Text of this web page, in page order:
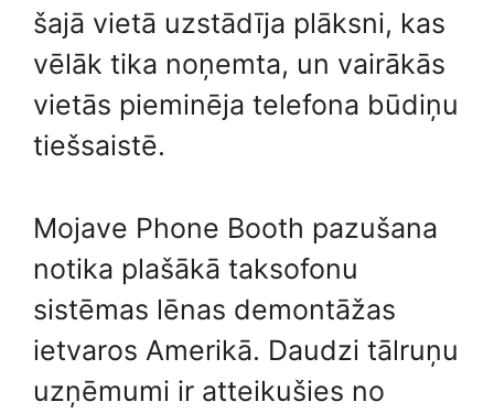
šajā vietā uzstādīja plāksni, kas
vēlāk tika noņemta, un vairākās
vietās pieminēja telefona būdiņu
tiešsaistē.
Mojave Phone Booth pazušana
notika plašākā taksofonu
sistēmas lēnas demontāžas
ietvaros Amerikā. Daudzi tālruņu
uzņēmumi ir atteikušies no